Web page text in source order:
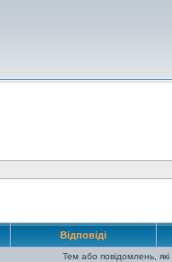
Відповіді
Тем або повідомлень,